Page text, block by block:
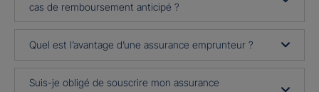
cas de remboursement anticipé ?
Quel est l’avantage d’une assurance emprunteur ?
Suis-je obligé de souscrire mon assurance